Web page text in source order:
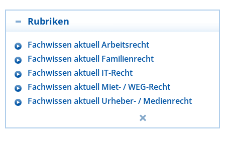
Rubriken
Fachwissen aktuell Arbeitsrecht
Fachwissen aktuell Familienrecht
Fachwissen aktuell IT-Recht
Fachwissen aktuell Miet- / WEG-Recht
Fachwissen aktuell Urheber- / Medienrecht